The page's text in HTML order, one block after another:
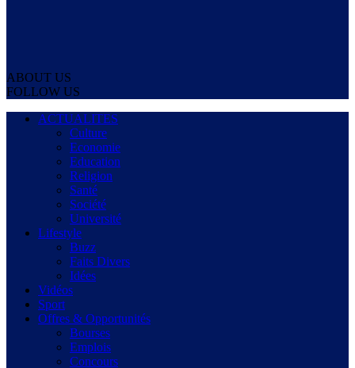
ABOUT US
FOLLOW US
ACTUALITES
Culture
Economie
Education
Religion
Santé
Société
Université
Lifestyle
Buzz
Faits Divers
Idées
Vidéos
Sport
Offres & Opportunités
Bourses
Emplois
Concours